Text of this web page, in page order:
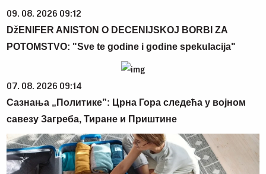
09. 08. 2026 09:12
DžENIFER ANISTON O DECENIJSKOJ BORBI ZA
POTOMSTVO: "Sve te godine i godine spekulacija"
07. 08. 2026 09:14
Сазнања „Политике”: Црна Гора следећа у војном
савезу Загреба, Тиране и Приштине